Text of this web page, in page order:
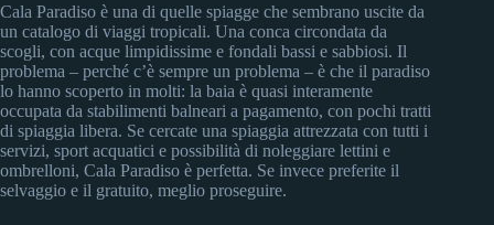
Cala Paradiso è una di quelle spiagge che sembrano uscite da
un catalogo di viaggi tropicali. Una conca circondata da
scogli, con acque limpidissime e fondali bassi e sabbiosi. Il
problema – perché c’è sempre un problema – è che il paradiso
lo hanno scoperto in molti: la baia è quasi interamente
occupata da stabilimenti balneari a pagamento, con pochi tratti
di spiaggia libera. Se cercate una spiaggia attrezzata con tutti i
servizi, sport acquatici e possibilità di noleggiare lettini e
ombrelloni, Cala Paradiso è perfetta. Se invece preferite il
selvaggio e il gratuito, meglio proseguire.